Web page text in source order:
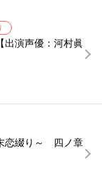
出演声優：河村眞
恋綴り～ 四ノ章